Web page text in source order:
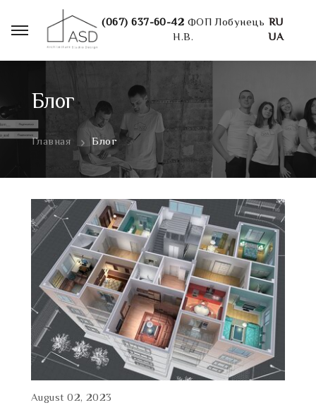
(067) 637-60-42 ФОП Лобунець
Н.В.
RU
UA
Блог
Главная Блог
August 02, 2023